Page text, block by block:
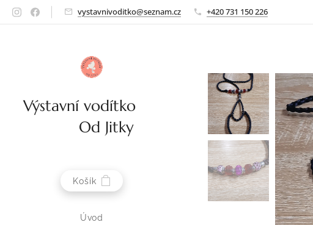
vystavnivoditko@seznam.cz +420 731 150 226
Výstavní vodítko
Od Jitky
Košík
Úvod